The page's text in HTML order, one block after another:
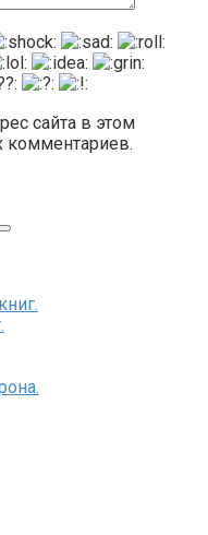
сайта в этом
комментариев.